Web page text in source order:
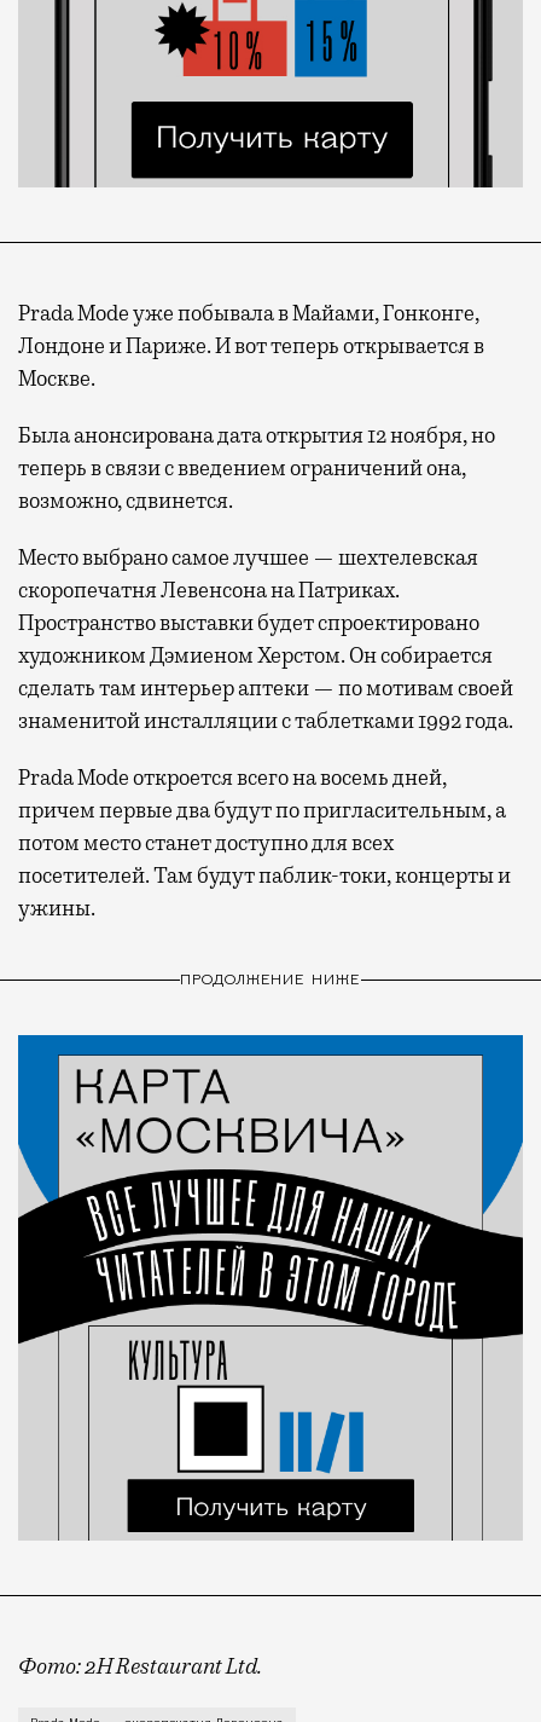
Prada Mode уже побывала в Майами, Гонконге,
Лондоне и Париже. И вот теперь открывается в
Москве.
Была анонсирована дата открытия 12 ноября, но
теперь в связи с введением ограничений она,
возможно, сдвинется.
Место выбрано самое лучшее — шехтелевская
скоропечатня Левенсона на Патриках.
Пространство выставки будет спроектировано
художником Дэмиеном Херстом. Он собирается
сделать там интерьер аптеки — по мотивам своей
знаменитой инсталляции с таблетками 1992 года.
Prada Mode откроется всего на восемь дней,
причем первые два будут по пригласительным, а
потом место станет доступно для всех
посетителей. Там будут паблик-токи, концерты и
ужины.
ПРОДОЛЖЕНИЕ НИЖЕ
Фото: 2H Restaurant Ltd.